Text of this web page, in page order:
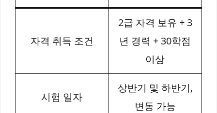
자격 취득 조건
2급 자격 보유 + 3
년 경력 + 30학점
이상
시험 일자
상반기 및 하반기,
변동 가능